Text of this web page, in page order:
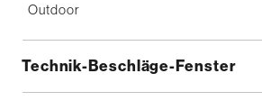
Outdoor
Technik-Beschläge-Fenster